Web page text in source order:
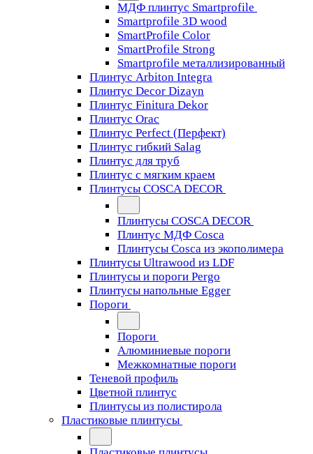
МДФ плинтус Smartprofile
Smartprofile 3D wood
SmartProfile Color
SmartProfile Strong
Smartprofile металлизированный
Плинтус Arbiton Integra
Плинтус Decor Dizayn
Плинтус Finitura Dekor
Плинтус Orac
Плинтус Perfect (Перфект)
Плинтус гибкий Salag
Плинтус для труб
Плинтус с мягким краем
Плинтусы COSCA DECOR
Плинтусы COSCA DECOR
Плинтус МДФ Cosca
Плинтусы Cosca из экополимера
Плинтусы Ultrawood из LDF
Плинтусы и пороги Pergo
Плинтусы напольные Egger
Пороги
Пороги
Алюминиевые пороги
Межкомнатные пороги
Теневой профиль
Цветной плинтус
Плинтусы из полистирола
Пластиковые плинтусы